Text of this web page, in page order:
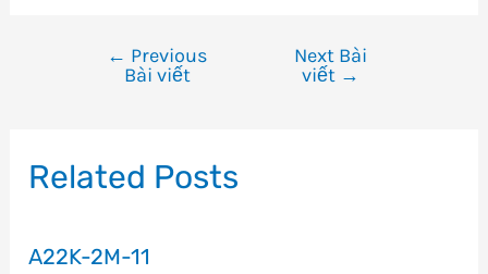
viết
← Previous
Bài viết
Next Bài
viết →
Related Posts
A22K-2M-11